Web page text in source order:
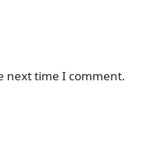
next time I comment.